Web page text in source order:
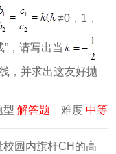
≠0，1，
”，请写出当
，并求出这友好抛
型 解答题 难度 中等
园内旗杆CH的高